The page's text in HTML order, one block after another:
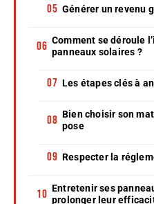
Générer un revenu
Comment se déroule
panneaux solaires ?
Les étapes clés à
Bien choisir son
pose
Respecter la
Entretenir ses
prolonger leur